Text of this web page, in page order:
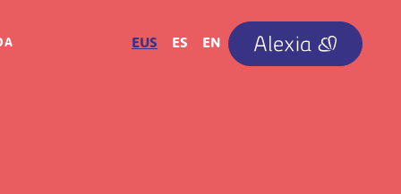
EUS ES EN IRUDIA